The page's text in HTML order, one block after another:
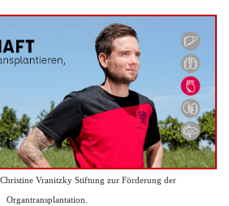
Vranitzky Stiftung zur Förderung der
Organtransplantation.